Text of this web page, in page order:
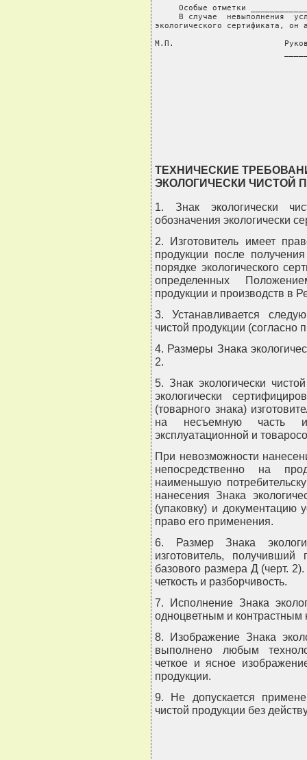
Особые отметки
В случае  невыполнения
экологического сертификата, он
М.П.
ТЕХНИЧЕСКИЕ
ЭКОЛОГИЧЕСКИ ЧИСТОЙ
1. Знак экологически
обозначения экологически
2. Изготовитель имеет
продукции после
порядке экологического
определенных
продукции и производств в
3. Устанавливается
чистой продукции (согласно
4. Размеры Знака
2.
5. Знак экологически
экологически
(товарного знака)
на несъемную часть
эксплуатационной и
При невозможности
непосредственно на
наименьшую
нанесения Знака
(упаковку) и документацию
право его применения.
6. Размер Знака
изготовитель,
базового размера Д (черт.
четкость и разборчивость.
7. Исполнение Знака
одноцветным и контрастным
8. Изображение Знака
выполнено любым
четкое и ясное
продукции.
9. Не допускается
чистой продукции без